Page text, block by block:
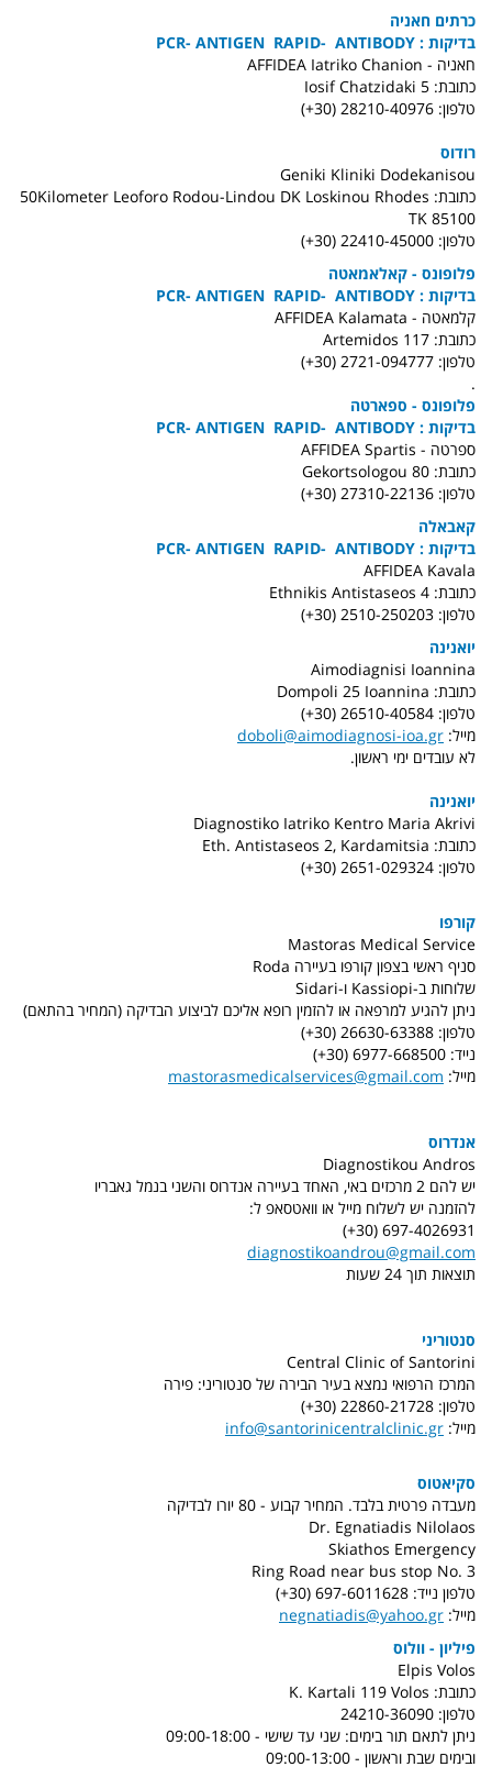
כרתים חאניה
בדיקות : PCR- ANTIGEN RAPID- ANTIBODY
חאניה - AFFIDEA Iatriko Chanion
כתובת: Iosif Chatzidaki 5
טלפון: 28210-40976 (30+)
רודוס
Geniki Kliniki Dodekanisou
כתובת: 50Kilometer Leoforo Rodou-Lindou DK Loskinou Rhodes
TK 85100
טלפון: 22410-45000 (30+)
פלופונס - קאלאמאטה
בדיקות : PCR- ANTIGEN RAPID- ANTIBODY
קלמאטה - AFFIDEA Kalamata
כתובת: Artemidos 117
טלפון: 2721-094777 (30+)
.
פלופונס - ספארטה
בדיקות : PCR- ANTIGEN RAPID- ANTIBODY
ספרטה - AFFIDEA Spartis
כתובת: Gekortsologou 80
טלפון: 27310-22136 (30+)
קאבאלה
בדיקות : PCR- ANTIGEN RAPID- ANTIBODY
AFFIDEA Kavala
כתובת: Ethnikis Antistaseos 4
טלפון: 2510-250203 (30+)
יואנינה
Aimodiagnisi Ioannina
כתובת: Dompoli 25 Ioannina
טלפון: 26510-40584 (30+)
מייל: doboli@aimodiagnosi-ioa.gr
לא עובדים ימי ראשון.
יואנינה
Diagnostiko Iatriko Kentro Maria Akrivi
כתובת: Eth. Antistaseos 2, Kardamitsia
טלפון: 2651-029324 (30+)
קורפו
Mastoras Medical Service
סניף ראשי בצפון קורפו בעיירה Roda
שלוחות ב-Kassiopi ו-Sidari
ניתן להגיע למרפאה או להזמין רופא אליכם לביצוע הבדיקה (המחיר בהתאם)
טלפון: 26630-63388 (30+)
נייד: 6977-668500 (30+)
מייל: mastorasmedicalservices@gmail.com
אנדרוס
Diagnostikou Andros
יש להם 2 מרכזים באי, האחד בעיירה אנדרוס והשני בנמל גאבריו
להזמנה יש לשלוח מייל או וואטסאפ ל:
697-4026931 (30+)
diagnostikoandrou@gmail.com
תוצאות תוך 24 שעות
סנטוריני
Central Clinic of Santorini
המרכז הרפואי נמצא בעיר הבירה של סנטוריני: פירה
טלפון: 22860-21728 (30+)
מייל: info@santorinicentralclinic.gr
סקיאטוס
מעבדה פרטית בלבד. המחיר קבוע - 80 יורו לבדיקה
Dr. Egnatiadis Nilolaos
Skiathos Emergency
Ring Road near bus stop No. 3
טלפון נייד: 697-6011628 (30+)
מייל: negnatiadis@yahoo.gr
פיליון - וולוס
Elpis Volos
כתובת: K. Kartali 119 Volos
טלפון: 24210-36090
ניתן לתאם תור בימים: שני עד שישי - 09:00-18:00
ובימים שבת וראשון - 09:00-13:00